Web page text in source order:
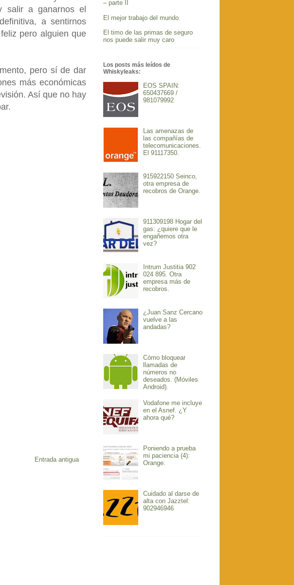
salir a ganarnos el
a sentirnos
pero alguien que
pero sí de dar
más económicas
Así que no hay
Entrada antigua
– parte II
El mejor trabajo del mundo
El timo de las primas de seguro
nos puede salir muy caro
Los posts más leídos de
Whiskyleaks:
EOS SPAIN:
650437669 /
981079992
Las amenazas de
las compañías de
telecomunicaciones.
El 91117350.
915922150 Seinco,
otra empresa de
recobros de Orange.
911309198 Hogar del
gas: ¿quiere que le
engañemos otra
vez?
Intrum Justitia 902
024 895. Otra
empresa más de
recobros.
¿Juan Sanz Cercano
vuelve a las
andadas?
Cómo bloquear
llamadas de
números no
deseados. (Móviles
Android).
Vodafone me incluye
en el Asnef. ¿Y
ahora qué?
Poniendo a prueba
mi paciencia (4):
Orange.
Cuidado al darse de
alta con Jazztel:
902946946